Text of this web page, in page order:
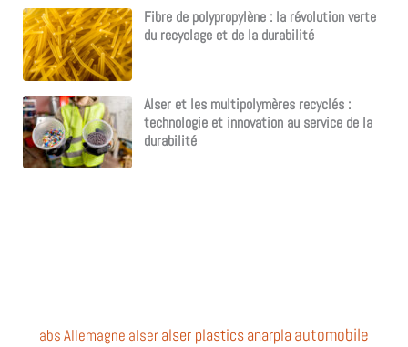
Fibre de polypropylène : la révolution verte
du recyclage et de la durabilité
Alser et les multipolymères recyclés :
technologie et innovation au service de la
durabilité
absAllemagne alseralser plasticsanarpla automobile